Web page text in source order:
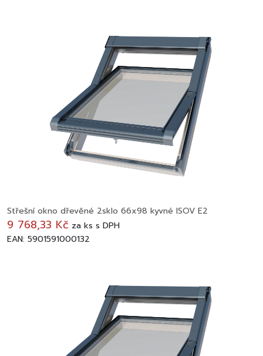
Střešní okno dřevěné 2sklo 66x98 kyvné ISOV E2
9 768,33 Kč za ks s DPH
EAN: 5901591000132